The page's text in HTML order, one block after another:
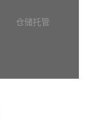
仓储托管